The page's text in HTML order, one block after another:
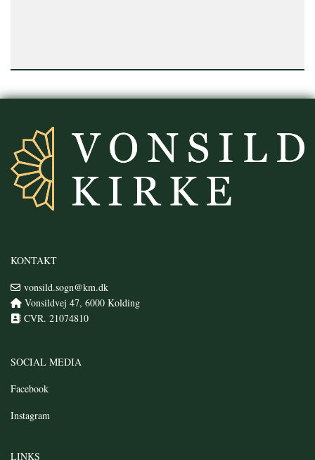
KONTAKT
 vonsild.sogn@km.dk
 Vonsildvej 47, 6000 Kolding
CVR. 21074810
SOCIAL MEDIA
Facebook
Instagram
LINKS